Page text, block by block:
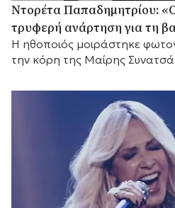
Ντορέτα Παπαδημητρίου:
τρυφερή ανάρτηση για τη
Η ηθοποιός μοιράστηκε
την κόρη της Μαίρης